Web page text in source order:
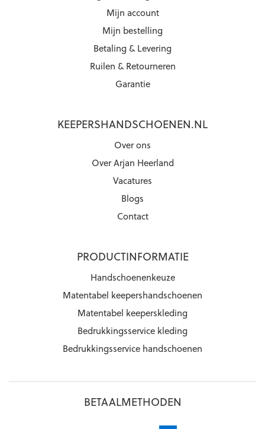
Mijn account
Mijn bestelling
Betaling & Levering
Ruilen & Retourneren
Garantie
KEEPERSHANDSCHOENEN.NL
Over ons
Over Arjan Heerland
Vacatures
Blogs
Contact
PRODUCTINFORMATIE
Handschoenenkeuze
Matentabel keepershandschoenen
Matentabel keeperskleding
Bedrukkingsservice kleding
Bedrukkingsservice handschoenen
BETAALMETHODEN